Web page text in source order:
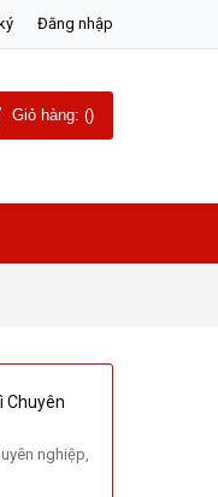
Đăng nhập
Giỏ hàng: ()
Chuyên
nghiệp,